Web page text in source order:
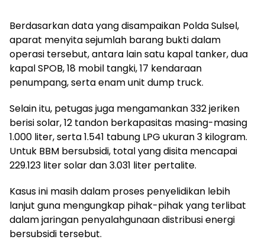
Berdasarkan data yang disampaikan Polda Sulsel,
aparat menyita sejumlah barang bukti dalam
operasi tersebut, antara lain satu kapal tanker, dua
kapal SPOB, 18 mobil tangki, 17 kendaraan
penumpang, serta enam unit dump truck.
Selain itu, petugas juga mengamankan 332 jeriken
berisi solar, 12 tandon berkapasitas masing-masing
1.000 liter, serta 1.541 tabung LPG ukuran 3 kilogram.
Untuk BBM bersubsidi, total yang disita mencapai
229.123 liter solar dan 3.031 liter pertalite.
Kasus ini masih dalam proses penyelidikan lebih
lanjut guna mengungkap pihak-pihak yang terlibat
dalam jaringan penyalahgunaan distribusi energi
bersubsidi tersebut.